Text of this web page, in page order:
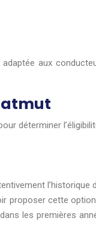
aux
déterminer
cette
les premières